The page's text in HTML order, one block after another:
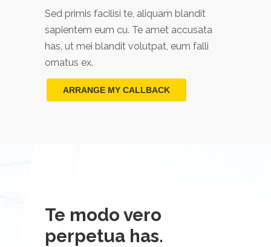
Sed primis facilisi te, aliquam blandit
sapientem eum cu. Te amet accusata
has, ut mei blandit volutpat, eum falli
ornatus ex.
ARRANGE MY CALLBACK
Te modo vero
perpetua has.